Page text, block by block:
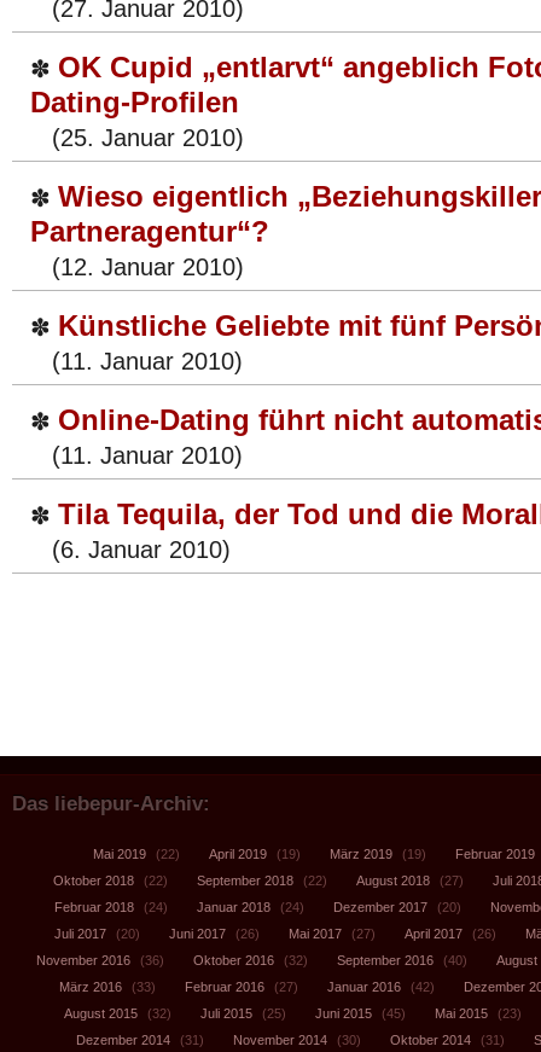
(27. Januar 2010)
✽ OK Cupid „entlarvt“ angeblich
Dating-Profilen
(25. Januar 2010)
✽ Wieso eigentlich „Beziehungskiller
Partneragentur“?
(12. Januar 2010)
✽ Künstliche Geliebte mit fünf
(11. Januar 2010)
✽ Online-Dating führt nicht
(11. Januar 2010)
✽ Tila Tequila, der Tod und die
(6. Januar 2010)
Das liebepur-Archiv:
Mai 2019 (22) April 2019 (19) März 2019 (19) Februar 2019
Oktober 2018
(22) September 2018 (22) August 2018 (27)
Juli
Februar 2018
(24) Januar 2018 (24) Dezember 2017 (20)
Juli 2017
(20) Juni 2017 (26) Mai 2017 (27) April 2017 (26)
November 2016
(36) Oktober 2016 (32) September 2016 (40)
August
März 2016
(33) Februar 2016 (27) Januar 2016 (42)
Dezember
August 2015
(32) Juli 2015 (25) Juni 2015 (45) Mai 2015
(23)
Dezember 2014
(31) November 2014 (30) Oktober 2014 (31)